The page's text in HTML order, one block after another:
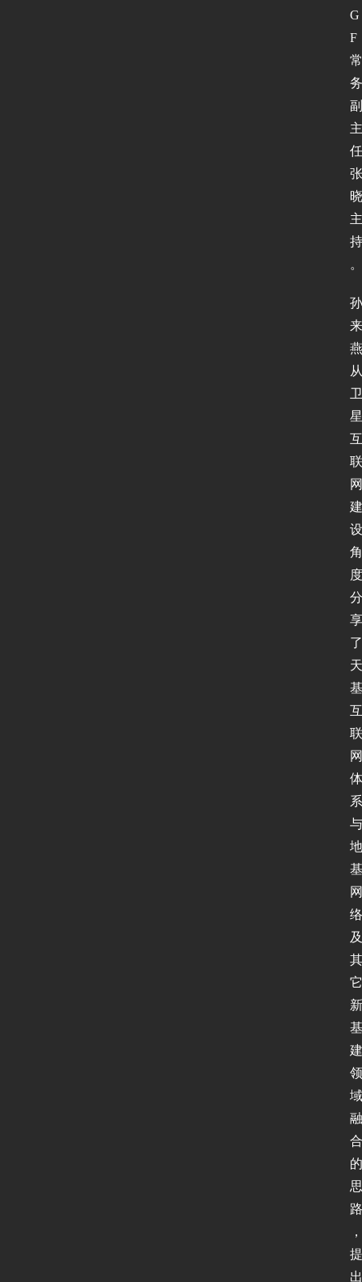
G
F
常
务
副
主
任
张
晓
主
持
。
孙
来
燕
从
卫
星
互
联
网
建
设
角
度
分
享
了
天
基
互
联
网
体
系
与
地
基
网
络
及
其
它
新
基
建
领
域
融
合
的
思
路
，
提
出